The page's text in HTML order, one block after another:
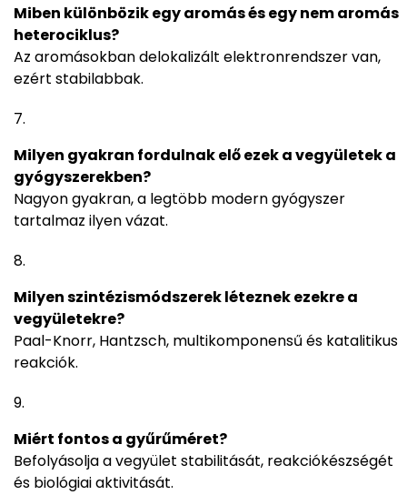
Miben különbözik egy aromás és egy nem aromás
heterociklus?
Az aromásokban delokalizált elektronrendszer van,
ezért stabilabbak.
Milyen gyakran fordulnak elő ezek a vegyületek a
gyógyszerekben?
Nagyon gyakran, a legtöbb modern gyógyszer
tartalmaz ilyen vázat.
Milyen szintézismódszerek léteznek ezekre a
vegyületekre?
Paal-Knorr, Hantzsch, multikomponensű és katalitikus
reakciók.
Miért fontos a gyűrűméret?
Befolyásolja a vegyület stabilitását, reakciókészségét
és biológiai aktivitását.